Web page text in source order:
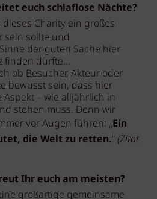
euch schlaflose Nächte?
dieses Charity ein großes
sein sollte und
der guten Sache hier
finden dürfte...
ob Besucher, Akteur oder
bewusst sein, dass hier
– wie alljährlich in
stehen muss. Denn wir
vor Augen führen: „Ein
die Welt zu retten.“(Zitat
Ihr euch am meisten?
großartige gemeinsame